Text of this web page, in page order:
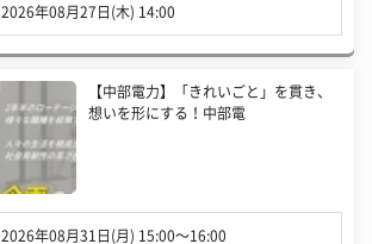
2026年08月27日(木) 14:00
【中部電力】「きれいごと」を貫き、
想いを形にする！中部電
2026年08月31日(月) 15:00〜16:00